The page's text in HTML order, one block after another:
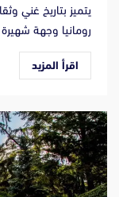
يتميز بتاريخ غني
رومانيا وجهة
اقرأ المزيد